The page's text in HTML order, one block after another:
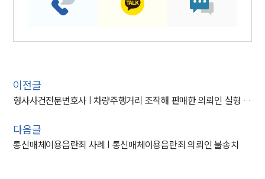
이전글
형사사건전문변호사 | 차량주행거리 조작해 판매한 의뢰인 실형 방어
다음글
통신매체이용음란죄 사례 | 통신매체이용음란죄 의뢰인 불송치